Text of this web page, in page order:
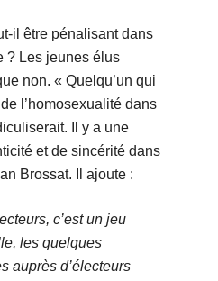
il être pénalisant dans
? Les jeunes élus
non. « Quelqu’un qui
l’homosexualité dans
Il y a une
et de sincérité dans
Brossat. Il ajoute :
c’est un jeu
les quelques
auprès d’électeurs